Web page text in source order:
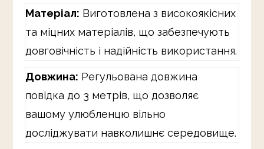
Матеріал: Виготовлена з високоякісних
та міцних матеріалів, що забезпечують
довговічність і надійність використання.
Довжина: Регульована довжина
повідка до 3 метрів, що дозволяє
вашому улюбленцю вільно
досліджувати навколишнє середовище.